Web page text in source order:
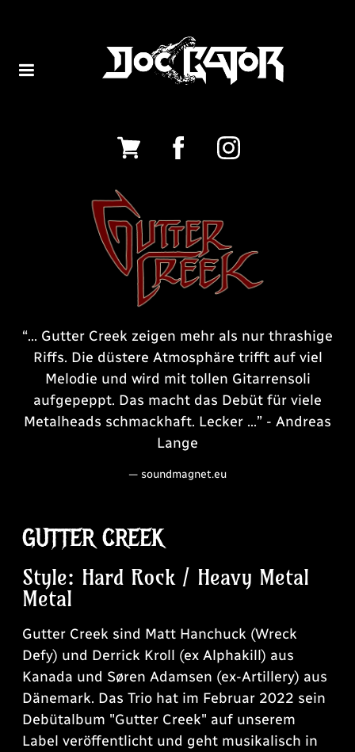
“... Gutter Creek zeigen mehr als nur thrashige
Riffs. Die düstere Atmosphäre trifft auf viel
Melodie und wird mit tollen Gitarrensoli
aufgepeppt. Das macht das Debüt für viele
Metalheads schmackhaft. Lecker ...” - Andreas
Lange
— soundmagnet.eu
GUTTER CREEK
Style: Hard Rock / Heavy Metal
Metal
Gutter Creek sind Matt Hanchuck (Wreck
Defy) und Derrick Kroll (ex Alphakill) aus
Kanada und Søren Adamsen (ex-Artillery) aus
Dänemark. Das Trio hat im Februar 2022 sein
Debütalbum "Gutter Creek" auf unserem
Label veröffentlicht und geht musikalisch in